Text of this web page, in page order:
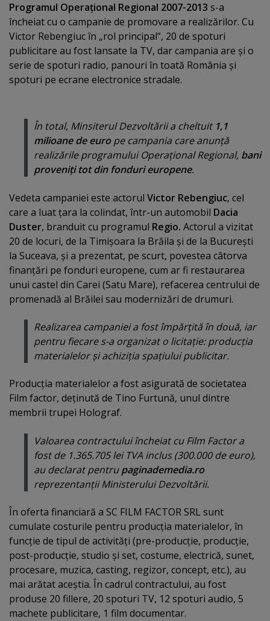
Programul Operaţional Regional 2007-2013 s-a
încheiat cu o campanie de promovare a realizărilor. Cu
Victor Rebengiuc în „rol principal”, 20 de spoturi
publicitare au fost lansate la TV, dar campania are şi o
serie de spoturi radio, panouri în toată România şi
spoturi pe ecrane electronice stradale.
În total, Minsiterul Dezvoltării a cheltuit 1,1
milioane de europe campania care anunţă
realizările programului Operaţional Regional, bani
proveniţi tot din fonduri europene.
Vedeta campaniei este actorul Victor Rebengiuc, cel
care a luat ţara la colindat, într-un automobil Dacia
Duster, branduit cu programul Regio. Actorul a vizitat
20 de locuri, de la Timişoara la Brăila şi de la Bucureşti
la Suceava, şi a prezentat, pe scurt, povestea câtorva
finanţări pe fonduri europene, cum ar fi restaurarea
unui castel din Carei (Satu Mare), refacerea centrului de
promenadă al Brăilei sau modernizări de drumuri.
Realizarea campaniei a fost împărţită în două, iar
pentru fiecare s-a organizat o licitaţie: producţia
materialelor şi achiziţia spaţiului publicitar.
Producţia materialelor a fost asigurată de societatea
Film factor, deţinută de Tino Furtună, unul dintre
membrii trupei Holograf.
Valoarea contractului încheiat cu Film Factor a
fost de 1.365.705 lei TVA inclus (300.000 de euro),
au declarat pentrupaginademedia.ro
reprezentanţii Ministerului Dezvoltării.
În oferta financiară a SC FILM FACTOR SRL sunt
cumulate costurile pentru producţia materialelor, în
funcţie de tipul de activităţi (pre-producţie, producţie,
post-producţie, studio şi set, costume, electrică, sunet,
procesare, muzica, casting, regizor, concept, etc.), au
mai arătat aceştia. În cadrul contractului, au fost
produse 20 fillere, 20 spoturi TV, 12 spoturi audio, 5
machete publicitare, 1 film documentar.